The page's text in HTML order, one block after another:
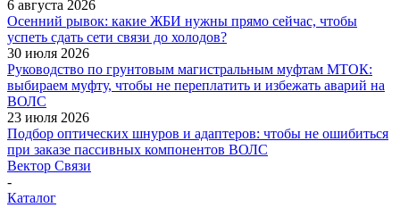
6 августа 2026
Осенний рывок: какие ЖБИ нужны прямо сейчас, чтобы
успеть сдать сети связи до холодов?
30 июля 2026
Руководство по грунтовым магистральным муфтам МТОК:
выбираем муфту, чтобы не переплатить и избежать аварий на
ВОЛС
23 июля 2026
Подбор оптических шнуров и адаптеров: чтобы не ошибиться
при заказе пассивных компонентов ВОЛС
Вектор Связи
-
Каталог